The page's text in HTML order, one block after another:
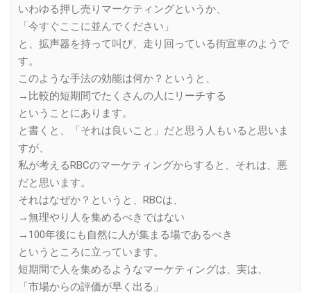
いわゆる押し売りマーケティングというか、
「今すぐここに並んでください」
と、拡声器を持って叫び、走り回っている街宣車のようで
す。
このような手法の効能は何か？というと、
→比較的短期間でたくさんの人にリーチする
ということにあります。
と書くと、「それは良いこと」だと思う人もいると思いま
すが、
私が考えるRBCのマーケティングからすると、それは、悪
だと思います。
それはなぜか？というと、RBCは、
→無理やり人を集めるべきではない
→100年後にも自然に人が集まる場であるべき
というところに立っています。
短期間で人を集めるようなマーケティングは、実は、
「市場からの評価が早く出る」